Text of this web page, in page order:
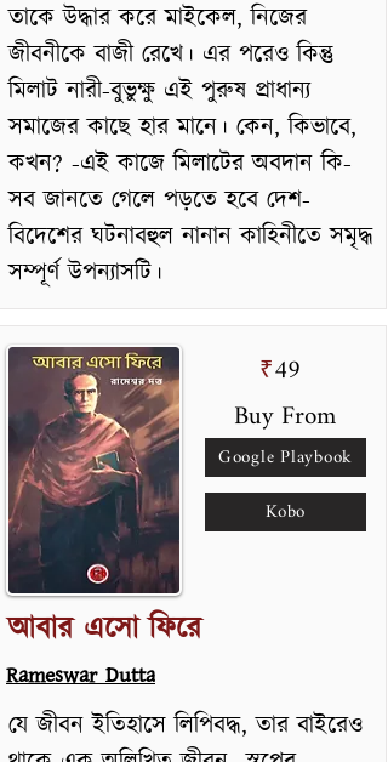
তাকে উদ্ধার করে মাইকেল, নিজের
জীবনীকে বাজী রেখে। এর পরেও কিন্তু
মিলাট নারী-বুভুক্ষু এই পুরুষ প্রাধান্য
সমাজের কাছে হার মানে। কেন, কিভাবে,
কখন? -এই কাজে মিলাটের অবদান কি-
সব জানতে গেলে পড়তে হবে দেশ-
বিদেশের ঘটনাবহুল নানান কাহিনীতে সমৃদ্ধ
সম্পূর্ণ উপন্যাসটি।
₹49
Buy From
Google Playbook
Kobo
আবার এসো ফিরে
Rameswar Dutta
যে জীবন ইতিহাসে লিপিবদ্ধ, তার বাইরেও